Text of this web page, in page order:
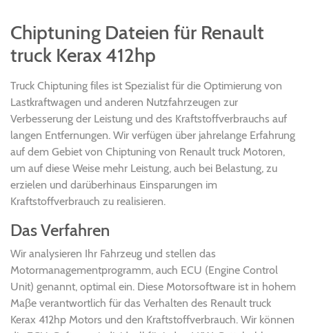
Chiptuning Dateien für Renault
truck Kerax 412hp
Truck Chiptuning files ist Spezialist für die Optimierung von
Lastkraftwagen und anderen Nutzfahrzeugen zur
Verbesserung der Leistung und des Kraftstoffverbrauchs auf
langen Entfernungen. Wir verfügen über jahrelange Erfahrung
auf dem Gebiet von Chiptuning von Renault truck Motoren,
um auf diese Weise mehr Leistung, auch bei Belastung, zu
erzielen und darüberhinaus Einsparungen im
Kraftstoffverbrauch zu realisieren.
Das Verfahren
Wir analysieren Ihr Fahrzeug und stellen das
Motormanagementprogramm, auch ECU (Engine Control
Unit) genannt, optimal ein. Diese Motorsoftware ist in hohem
Maβe verantwortlich für das Verhalten des Renault truck
Kerax 412hp Motors und den Kraftstoffverbrauch. Wir können